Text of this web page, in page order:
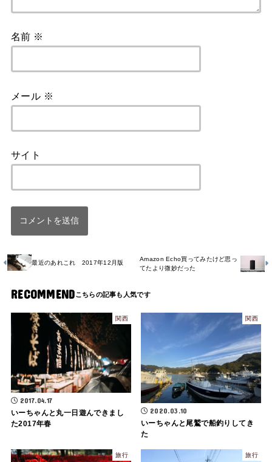
名前 ※
メール ※
サイト
最近のあれこれ 2017年12月版
Amazon Echo買ってみたけど思っ
てたより微妙だった
RECOMMEND
関西
2017.04.17
いーちゃんと丸一日遊んできまし
た2017年春
関西
2020.03.10
いーちゃんと尾鷲で船釣りしてき
た
旅行 旅行